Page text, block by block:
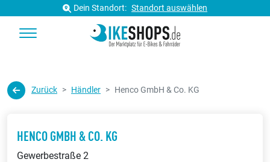
Dein Standort: Standort auswählen
Zurück Händler Henco GmbH & Co. KG
HENCO GMBH & CO. KG
Gewerbestraße 2